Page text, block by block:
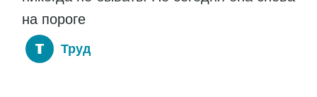
на пороге
Труд